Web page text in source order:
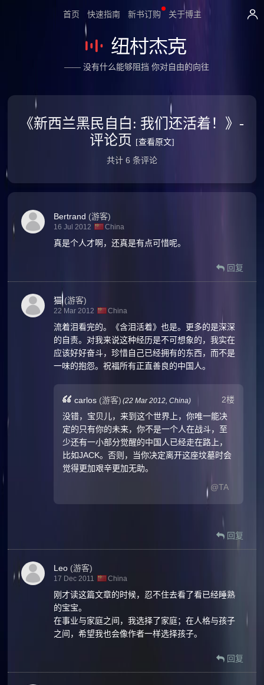
首页 快速指南 新书订购 关于博主
—— 没有什么能够阻挡 你对自由的向往
《新西兰黑民自白: 我们还活着！》-
评论页 [查看原文]
共计 6 条评论
Bertrand (游客)
16 Jul 2012 China
真是个人才啊，还真是有点可惜呢。
回复
猫 (游客)
22 Mar 2012 China
流着泪看完的。《含泪活着》也是。更多的是深深
的自责。对我来说这种经历是不可想象的，我实在
应该好好奋斗，珍惜自己已经拥有的东西，而不是
一味的抱怨。祝福所有正直善良的中国人。
2楼
carlos (游客) (22 Mar 2012,China)
没错，宝贝儿，来到这个世界上，你唯一能决
定的只有你的未来，你不是一个人在战斗，至
少还有一小部分觉醒的中国人已经走在路上，
比如JACK。否则，当你决定离开这座坟墓时会
觉得更加艰辛更加无助。
@TA
回复
Leo (游客)
17 Dec 2011 China
刚才读这篇文章的时候，忍不住去看了看已经睡熟
的宝宝。
在事业与家庭之间，我选择了家庭；在人格与孩子
之间，希望我也会像作者一样选择孩子。
回复